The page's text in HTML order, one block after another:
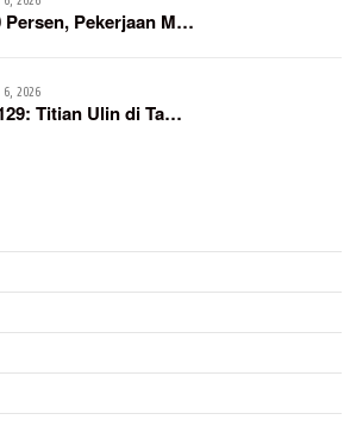
Persen, Pekerjaan M…
2026
Titian Ulin di Ta…